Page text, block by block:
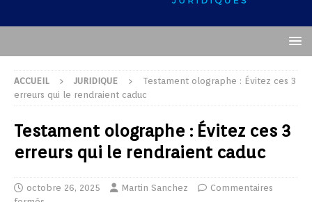
ACCUEIL JURIDIQUE
Testament olographe : Évitez ces 3
erreurs qui le rendraient caduc
Testament olographe : Évitez ces 3
erreurs qui le rendraient caduc
octobre 26, 2025 Martin Sanchez
Commentaires